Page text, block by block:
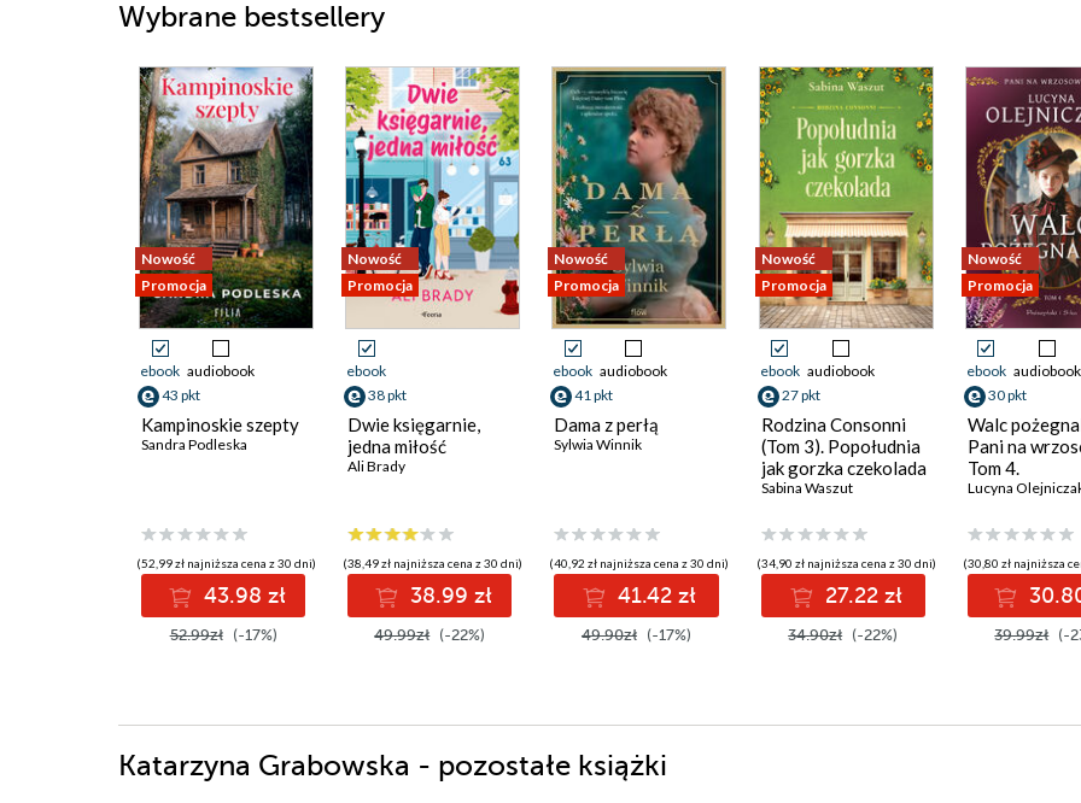
Wybrane bestsellery
Nowość
Promocja
ebook audiobook
43 pkt
Kampinoskie szepty
Sandra Podleska
(52,99 zł najniższa cena z 30 dni)
43.98 zł
52.99zł (-17%)
Nowość
Promocja
ebook
38 pkt
Dwie księgarnie,
jedna miłość
Ali Brady
(38,49 zł najniższa cena z 30 dni)
38.99 zł
49.99zł (-22%)
Nowość
Promocja
ebook audiobook
41 pkt
Dama z perłą
Sylwia Winnik
(40,92 zł najniższa cena z 30 dni)
41.42 zł
49.90zł (-17%)
Nowość
Promocja
ebook audiobook
27 pkt
Rodzina Consonni
(Tom 3). Popołudnia
jak gorzka czekolada
Sabina Waszut
(34,90 zł najniższa cena z 30 dni)
27.22 zł
34.90zł (-22%)
Nowość
Promocja
ebook audiobook
30 pkt
Walc
Pani na
Tom 4.
Lucyna
(30,80 zł najniższa
39.99zł (-
Katarzyna Grabowska - pozostałe książki